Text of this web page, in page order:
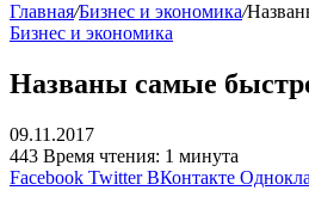
Главная/Бизнес и экономика/
Бизнес и экономика
Названы самые
09.11.2017
443 Время чтения: 1 минута
Facebook Twitter ВКонтакте